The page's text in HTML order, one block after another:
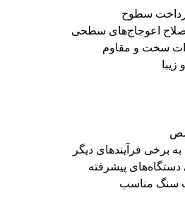
پرداخت سطوح
اعوجاج‌های سطحی
سخت و مقاوم
برخی فرآیندهای دیگر
دستگاه‌های پیشرفته
سنگ مناسب